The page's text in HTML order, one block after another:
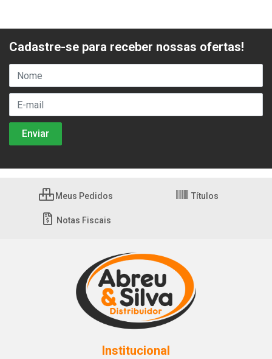
Cadastre-se para receber nossas ofertas!
Meus Pedidos Títulos
Notas Fiscais
Institucional